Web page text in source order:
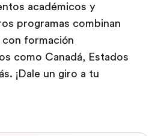
académicos y
programas combinan
formación
como Canadá, Estados
¡Dale un giro a tu